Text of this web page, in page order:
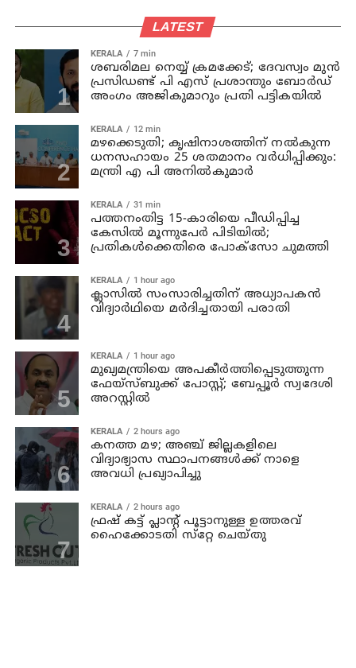
LATEST
KERALA 7 min
ശബരിമല നെയ്യ് ക്രമക്കേട്; ദേവസ്വം മുന്‍
പ്രസിഡണ്ട് പി എസ് പ്രശാന്തും ബോര്‍ഡ്
അംഗം അജികുമാറും പ്രതി പട്ടികയിൽ
KERALA 12 min
മഴക്കെടുതി; കൃഷിനാശത്തിന് നല്‍കുന്ന
ധനസഹായം 25 ശതമാനം വര്‍ധിപ്പിക്കും:
മന്ത്രി എ പി അനില്‍കുമാര്‍
KERALA 31 min
പത്തനംതിട്ട 15-കാരിയെ പീഡിപ്പിച്ച
കേസിൽ മൂന്നുപേർ പിടിയിൽ;
പ്രതികൾക്കെതിരെ പോക്സോ ചുമത്തി
KERALA 1 hour ago
ക്ലാസില്‍ സംസാരിച്ചതിന് അധ്യാപകന്‍
വിദ്യാര്‍ഥിയെ മര്‍ദിച്ചതായി പരാതി
KERALA 1 hour ago
മുഖ്യമന്ത്രിയെ അപകീർത്തിപ്പെടുത്തുന്ന
ഫേയ്സ്ബുക്ക് പോസ്റ്റ്; ബേപ്പൂർ സ്വദേശി
അറസ്റ്റിൽ
KERALA 2 hours ago
കനത്ത മഴ; അഞ്ച്‌ ജില്ലകളിലെ
വിദ്യാഭ്യാസ സ്ഥാപനങ്ങള്‍ക്ക് നാളെ
അവധി പ്രഖ്യാപിച്ചു
KERALA 2 hours ago
ഫ്രഷ് കട്ട് പ്ലാൻ്റ് പൂട്ടാനുള്ള ഉത്തരവ്
ഹൈക്കോടതി സ്‌റ്റേ ചെയ്തു